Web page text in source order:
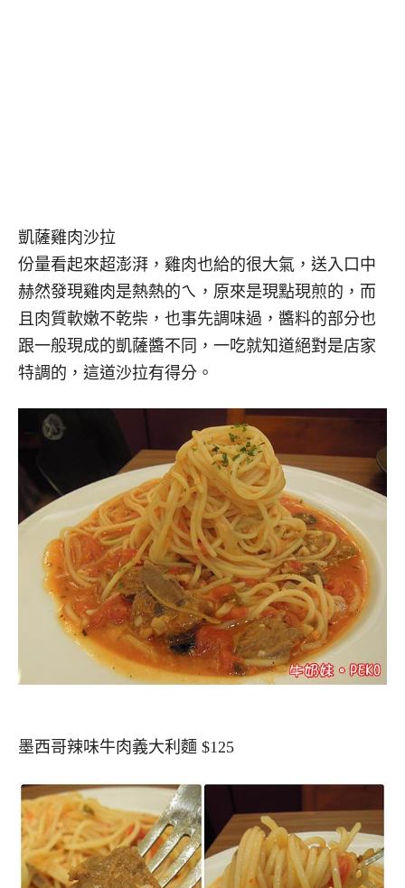
凱薩雞肉沙拉
份量看起來超澎湃，雞肉也給的很大氣，送入口中
赫然發現雞肉是熱熱的ㄟ，原來是現點現煎的，而
且肉質軟嫩不乾柴，也事先調味過，醬料的部分也
跟一般現成的凱薩醬不同，一吃就知道絕對是店家
特調的，這道沙拉有得分。
墨西哥辣味牛肉義大利麵 $125